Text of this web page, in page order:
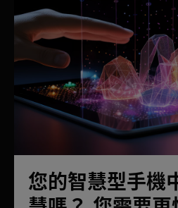
您的智慧型手機